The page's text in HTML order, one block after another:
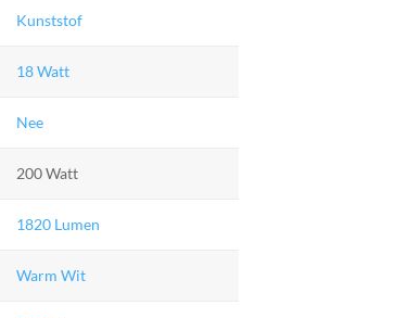
Kunststof
18 Watt
Nee
200 Watt
1820 Lumen
Warm Wit